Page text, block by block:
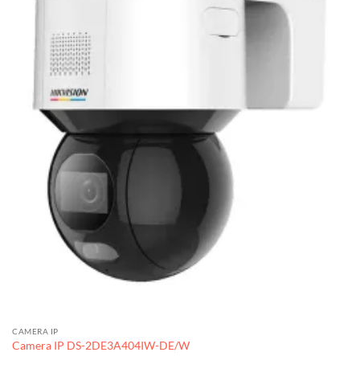
CAMERA IP
Camera IP DS-2DE3A404IW-DE/W